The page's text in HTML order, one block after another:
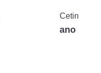
Cetin
ano